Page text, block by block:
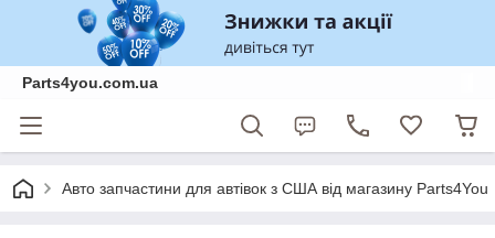
Parts4you.com.ua
Авто запчастини для автівок з США від магазину Parts4You